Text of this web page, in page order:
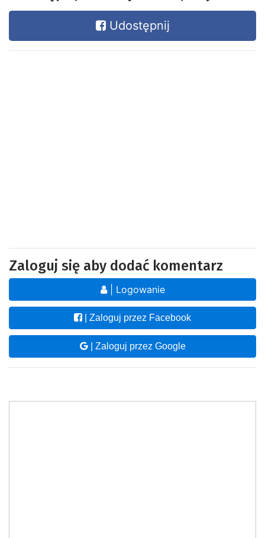
Udostępnij
Zaloguj się aby dodać komentarz
| Logowanie
| Zaloguj przez Facebook
| Zaloguj przez Google